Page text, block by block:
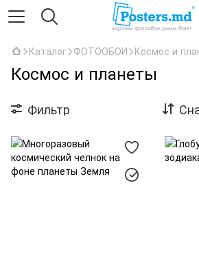
Каталог ФОТООБОИ Космос и
Космос и планеты
Фильтр